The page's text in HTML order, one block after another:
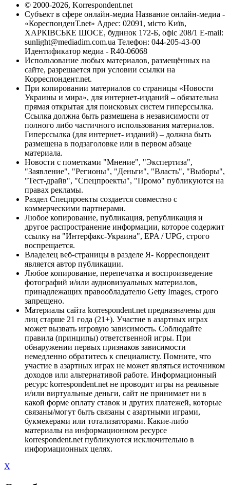
© 2000-2026, Korrespondent.net
Субъект в сфере онлайн-медиа Название онлайн-медиа -
«КореспонденТ.net» Адрес: 02091, місто Київ,
ХАРКІВСЬКЕ ШОСЕ, будинок 172-Б, офіс 208/1 E-mail:
sunlight@mediadim.com.ua Телефон: 044-205-43-00
Идентификатор медиа - R40-06068
Использование любых материалов, размещённых на
сайте, разрешается при условии ссылки на
Корреспондент.net.
При копировании материалов со страницы «Новости
Украины и мира», для интернет-изданий – обязательна
прямая открытая для поисковых систем гиперссылка.
Ссылка должна быть размещена в независимости от
полного либо частичного использования материалов.
Гиперссылка (для интернет- изданий) – должна быть
размещена в подзаголовке или в первом абзаце
материала.
Новости с пометками "Мнение", "Экспертиза",
"Заявление", "Регионы", "Деньги", "Власть", "Выборы",
"Тест-драйв", "Спецпроекты", "Промо" публикуются на
правах рекламы.
Раздел Спецпроекты создается совместно с
коммерческими партнерами.
Любое копирование, публикация, републикация и
другое распространение информации, которое содержит
ссылку на "Интерфакс-Украина", EPA / UPG, строго
воспрещается.
Владелец веб-страницы в разделе Я- Корреспондент
является автор публикации.
Любое копирование, перепечатка и воспроизведение
фотографий и/или аудиовизуальных материалов,
принадлежащих правообладателю Getty Images, строго
запрещено.
Материалы сайта korrespondent.net предназначены для
лиц старше 21 года (21+). Участие в азартных играх
может вызвать игровую зависимость. Соблюдайте
правила (принципы) ответственной игры. При
обнаружении первых признаков зависимости
немедленно обратитесь к специалисту. Помните, что
участие в азартных играх не может являться источником
доходов или альтернативой работе. Информационный
ресурс korrespondent.net не проводит игры на реальные
и/или виртуальные деньги, сайт не принимает ни в
какой форме оплату ставок и других платежей, которые
связаны/могут быть связаны с азартными играми,
букмекерами или тотализаторами. Какие-либо
материалы на информационном ресурсе
korrespondent.net публикуются исключительно в
информационных целях.
X